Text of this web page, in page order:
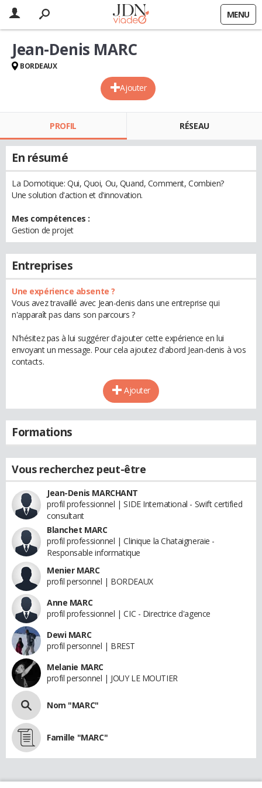
MENU
Ajouter
Jean-Denis MARC
BORDEAUX
PROFIL RÉSEAU
En résumé
La Domotique: Qui, Quoi, Ou, Quand, Comment, Combien?
Une solution d'action et d'innovation.
Mes compétences :
Gestion de projet
Entreprises
Une expérience absente ?
Vous avez travaillé avec Jean-denis dans une entreprise qui
n'apparaît pas dans son parcours ?
N'hésitez pas à lui suggérer d'ajouter cette expérience en lui
envoyant un message. Pour cela ajoutez d'abord Jean-denis à vos
contacts.
Ajouter
Formations
Vous recherchez peut-être
Jean-Denis MARCHANT
profil professionnel | SIDE International - Swift certified
consultant
Blanchet MARC
profil professionnel | Clinique la Chataigneraie -
Responsable informatique
Menier MARC
profil personnel | BORDEAUX
Anne MARC
profil professionnel | CIC - Directrice d'agence
Dewi MARC
profil personnel | BREST
Melanie MARC
profil personnel | JOUY LE MOUTIER
Nom "MARC"
Famille "MARC"